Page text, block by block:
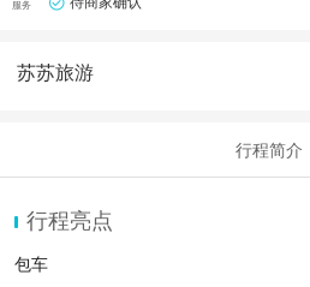
服务
苏苏旅游
行程简介
行程亮点
包车